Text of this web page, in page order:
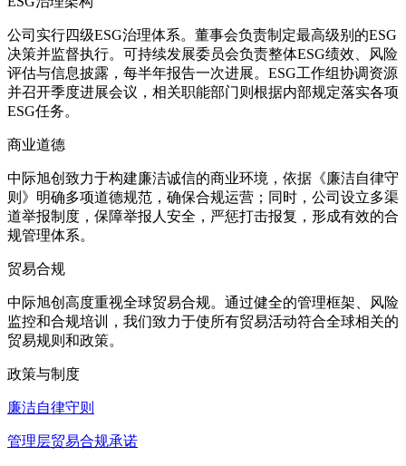
公司实行四级ESG治理体系。董事会负责制定最高级别的ESG
决策并监督执行。可持续发展委员会负责整体ESG绩效、风险
评估与信息披露，每半年报告一次进展。ESG工作组协调资源
并召开季度进展会议，相关职能部门则根据内部规定落实各项
ESG任务。
商业道德
中际旭创致力于构建廉洁诚信的商业环境，依据《廉洁自律守
则》明确多项道德规范，确保合规运营；同时，公司设立多渠
道举报制度，保障举报人安全，严惩打击报复，形成有效的合
规管理体系。
贸易合规
中际旭创高度重视全球贸易合规。通过健全的管理框架、风险
监控和合规培训，我们致力于使所有贸易活动符合全球相关的
贸易规则和政策。
政策与制度
廉洁自律守则
管理层贸易合规承诺